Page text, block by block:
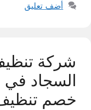
أضف تعليق
شركة
خصم